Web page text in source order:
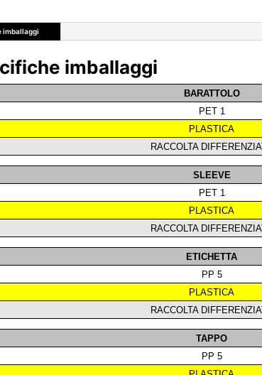
imballaggi
imballaggi
BARATTOLO
PET 1
PLASTICA
RACCOLTA
SLEEVE
PET 1
PLASTICA
RACCOLTA
ETICHETTA
PP 5
PLASTICA
RACCOLTA
TAPPO
PP 5